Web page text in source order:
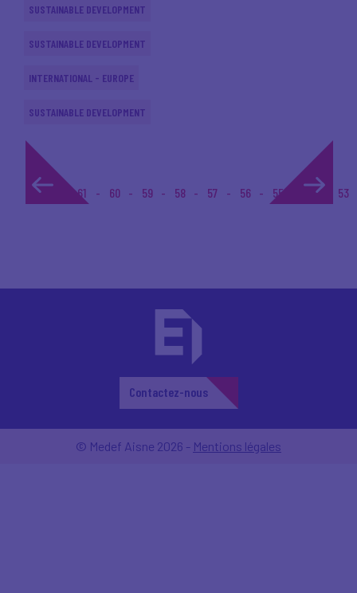
SUSTAINABLE DEVELOPMENT
SUSTAINABLE DEVELOPMENT
INTERNATIONAL - EUROPE
SUSTAINABLE DEVELOPMENT
1... 61 60 59 58 57 56 55 54 53
Contactez-nous
© Medef Aisne 2026 - Mentions légales